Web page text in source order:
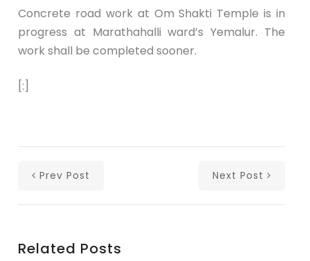
Concrete road work at Om Shakti Temple is in
progress at Marathahalli ward’s Yemalur. The
work shall be completed sooner.
[:]
Prev Post Next Post
Related Posts